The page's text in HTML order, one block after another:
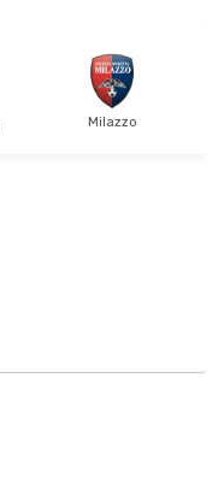
Milazzo